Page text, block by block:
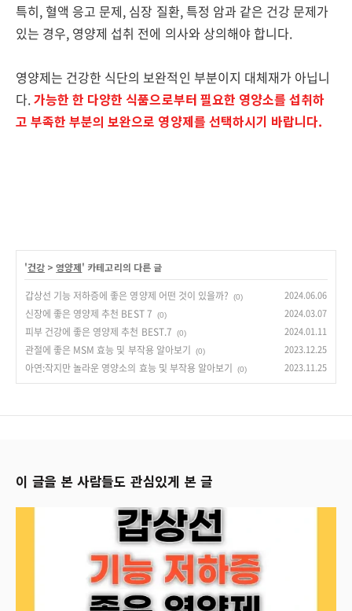
특히, 혈액 응고 문제, 심장 질환, 특정 암과 같은 건강 문제가
있는 경우, 영양제 섭취 전에 의사와 상의해야 합니다.
영양제는 건강한 식단의 보완적인 부분이지 대체재가 아닙니
다.가능한 한 다양한 식품으로부터 필요한 영양소를 섭취하
고 부족한 부분의 보완으로 영양제를 선택하시기 바랍니다.
'건강 >영양제' 카테고리의 다른 글
갑상선 기능 저하증에 좋은 영양제 어떤 것이 있을까? (0) 2024.06.06
신장에 좋은 영양제 추천 BEST 7 (0) 2024.03.07
피부 건강에 좋은 영양제 추천 BEST.7 (0) 2024.01.11
관절에 좋은 MSM 효능 및 부작용 알아보기 (0) 2023.12.25
아연:작지만 놀라운 영양소의 효능 및 부작용 알아보기 (0) 2023.11.25
이 글을 본 사람들도 관심있게 본 글